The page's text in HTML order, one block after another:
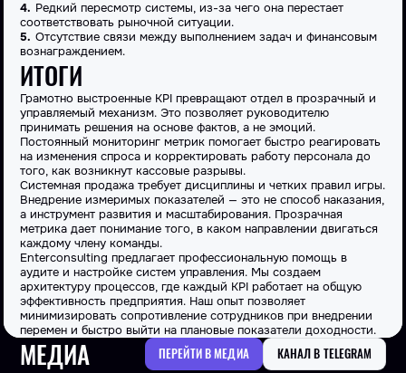
Редкий пересмотр системы, из-за чего она перестает
соответствовать рыночной ситуации.
Отсутствие связи между выполнением задач и финансовым
вознаграждением.
ИТОГИ
Грамотно выстроенные KPI превращают отдел в прозрачный и
управляемый механизм. Это позволяет руководителю
принимать решения на основе фактов, а не эмоций.
Постоянный мониторинг метрик помогает быстро реагировать
на изменения спроса и корректировать работу персонала до
того, как возникнут кассовые разрывы.
Системная продажа требует дисциплины и четких правил игры.
Внедрение измеримых показателей — это не способ наказания,
а инструмент развития и масштабирования. Прозрачная
метрика дает понимание того, в каком направлении двигаться
каждому члену команды.
Enterconsulting предлагает профессиональную помощь в
аудите и настройке систем управления. Мы создаем
архитектуру процессов, где каждый KPI работает на общую
эффективность предприятия. Наш опыт позволяет
минимизировать сопротивление сотрудников при внедрении
перемен и быстро выйти на плановые показатели доходности.
МЕДИА ПЕРЕЙТИ В МЕДИА КАНАЛ В TELEGRAM